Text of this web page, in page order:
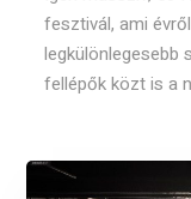
fesztivál, ami
legkülönlegesebb
fellépők közt is a